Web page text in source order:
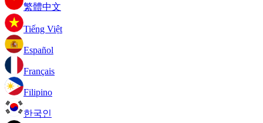
繁體中文
Tiếng Việt
Español
Français
Filipino
한국인